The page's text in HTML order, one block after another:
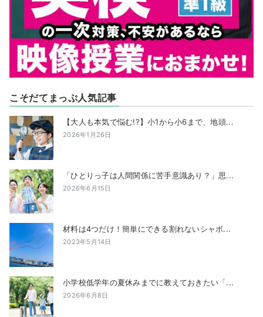
こそだてまっぷ人気記事
【大人も本気で悩む!?】小1から小6まで、地頭...
2026年1月26日
「ひとりっ子は人間関係に苦手意識あり？」思...
2026年6月15日
材料は4つだけ！簡単にできる割れないシャボ...
2023年5月14日
小学校低学年の夏休みまでに教えておきたい「...
2026年6月8日